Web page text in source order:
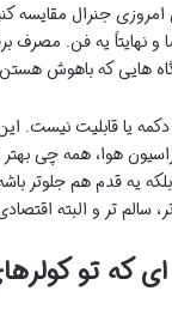
جنرال مقایسه
نهایتاً یه فن. مصرف
هایی که
یا قابلیت نیست.
هوا، همه چی
بلکه یه قدم هم
سالم تر و البته
که تو